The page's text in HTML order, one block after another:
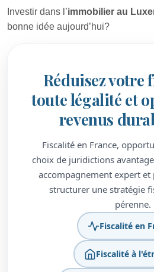
Investir dans l’immobilier au
bonne idée aujourd’hui?
Réduisez votre
toute légalité et
revenus
Fiscalité en France,
choix de juridictions
accompagnement expert
structurer une stratégie
pérenne.
Fiscalité en
Fiscalité à